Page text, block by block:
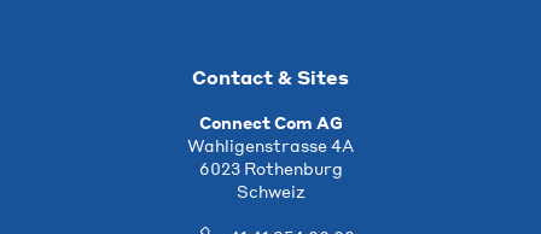
Contact & Sites
Connect Com AG
Wahligenstrasse 4A
6023 Rothenburg
Schweiz